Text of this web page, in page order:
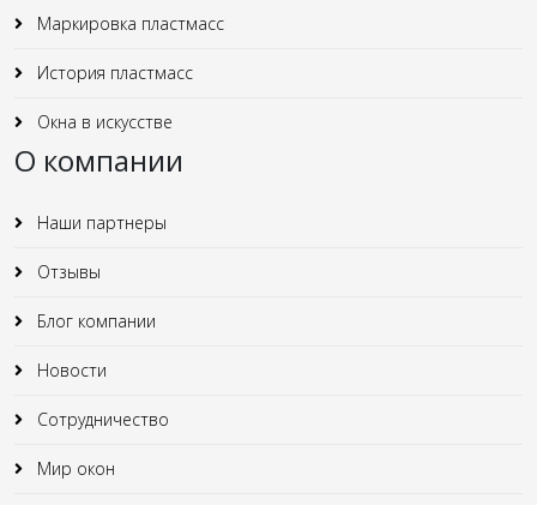
Маркировка пластмасс
История пластмасс
Окна в искусстве
О компании
Наши партнеры
Отзывы
Блог компании
Новости
Сотрудничество
Мир окон